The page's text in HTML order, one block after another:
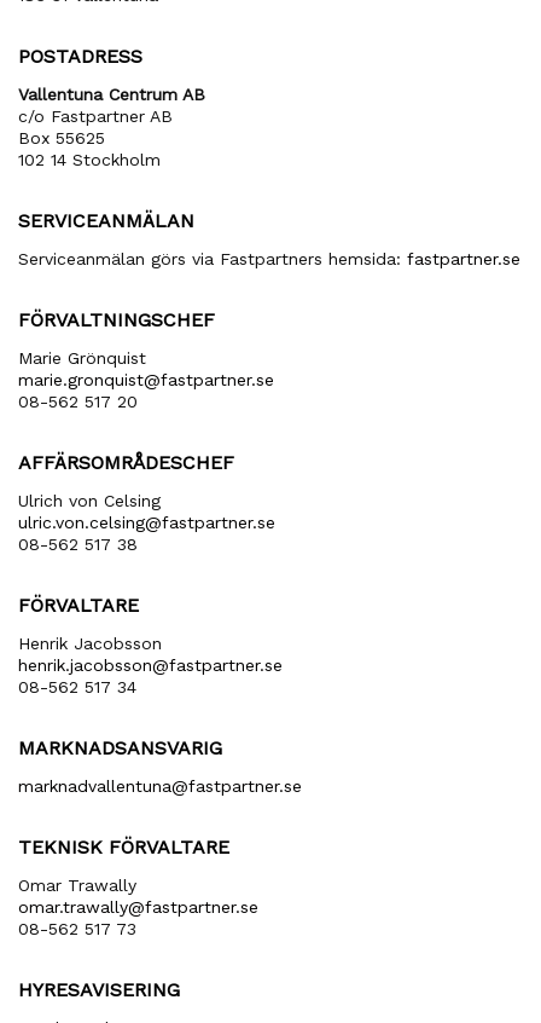
POSTADRESS
Vallentuna Centrum AB
c/o Fastpartner AB
Box 55625
102 14 Stockholm
SERVICEANMÄLAN
Serviceanmälan görs via Fastpartners hemsida: fastpartner.se
FÖRVALTNINGSCHEF
Marie Grönquist
marie​.gronquist​@fastpartner​.se
08-562 517 20
AFFÄRSOMRÅDESCHEF
Ulrich von Celsing
ulric​.von​.celsing​@fastpartner​.se
08-562 517 38
FÖRVALTARE
Henrik Jacobsson
henrik​.jacobsson​@fastpartner​.se
08-562 517 34
MARKNADSANSVARIG
marknadvallentuna​@fastpartner​.se
TEKNISK FÖRVALTARE
Omar Trawally
omar.trawally@fastpartner.se
08-562 517 73
HYRESAVISERING